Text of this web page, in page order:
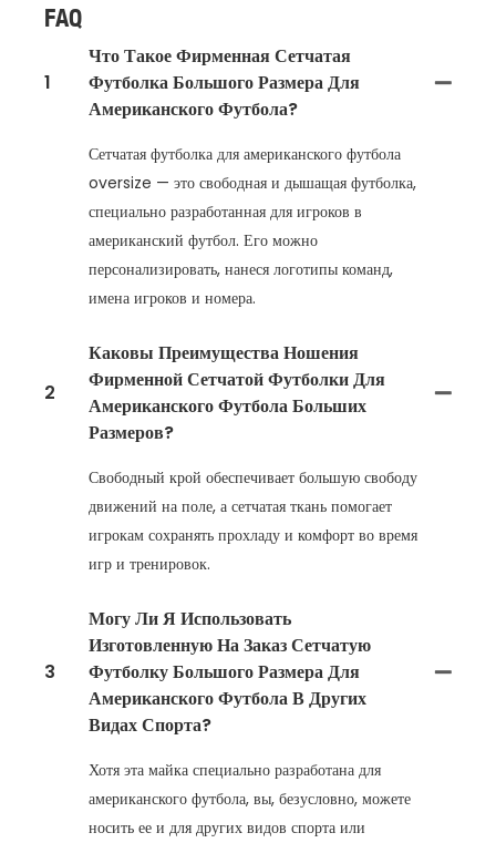
FAQ
1
Что Такое Фирменная Сетчатая
Футболка Большого Размера Для
Американского Футбола?
Сетчатая футболка для американского футбола
oversize — это свободная и дышащая футболка,
специально разработанная для игроков в
американский футбол. Его можно
персонализировать, нанеся логотипы команд,
имена игроков и номера.
2
Каковы Преимущества Ношения
Фирменной Сетчатой Футболки Для
Американского Футбола Больших
Размеров?
Свободный крой обеспечивает большую свободу
движений на поле, а сетчатая ткань помогает
игрокам сохранять прохладу и комфорт во время
игр и тренировок.
3
Могу Ли Я Использовать
Изготовленную На Заказ Сетчатую
Футболку Большого Размера Для
Американского Футбола В Других
Видах Спорта?
Хотя эта майка специально разработана для
американского футбола, вы, безусловно, можете
носить ее и для других видов спорта или